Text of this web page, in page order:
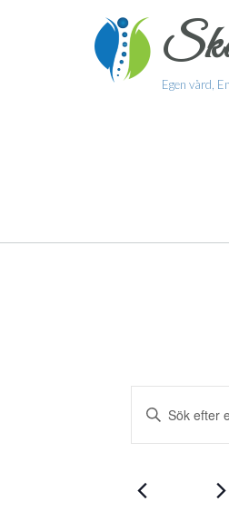
Egen vård,
and
Views
Ange
nyckelord.
Sök
Evenemang
efter